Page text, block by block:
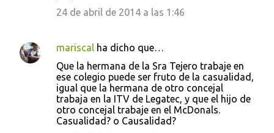
24 de abril de 2014 a las 1:46
mariscal ha dicho que…
Que la hermana de la Sra Tejero trabaje en
ese colegio puede ser fruto de la casualidad,
igual que la hermana de otro concejal
trabaja en la ITV de Legatec, y que el hijo de
otro concejal trabaje en el McDonals.
Casualidad? o Causalidad?